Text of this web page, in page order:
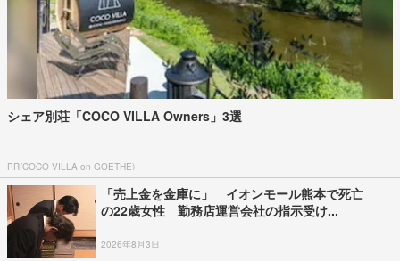
シェア別荘「COCO VILLA Owners」3選
PR(COCO VILLA on GOETHE)
「売上金を金庫に」 イオンモール熊本で死亡
の22歳女性 勤務店運営会社の指示受け...
2026年8月3日